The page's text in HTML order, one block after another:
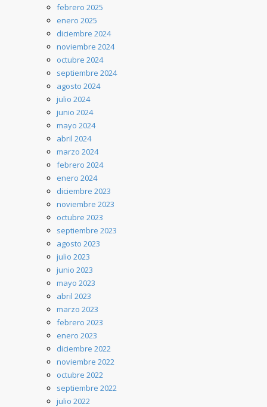
febrero 2025
enero 2025
diciembre 2024
noviembre 2024
octubre 2024
septiembre 2024
agosto 2024
julio 2024
junio 2024
mayo 2024
abril 2024
marzo 2024
febrero 2024
enero 2024
diciembre 2023
noviembre 2023
octubre 2023
septiembre 2023
agosto 2023
julio 2023
junio 2023
mayo 2023
abril 2023
marzo 2023
febrero 2023
enero 2023
diciembre 2022
noviembre 2022
octubre 2022
septiembre 2022
julio 2022